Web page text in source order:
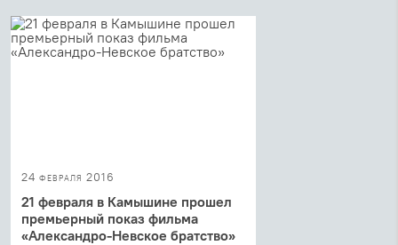
24 февраля 2016
21 февраля в Камышине прошел
премьерный показ фильма
«Александро-Невское братство»